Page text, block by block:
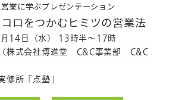
業に学ぶプレゼンテーション
ロをつかむヒミツの営業法
14日（水） 13時半～17時
株式会社博進堂 C&C事業部 C&C
修所「点塾」